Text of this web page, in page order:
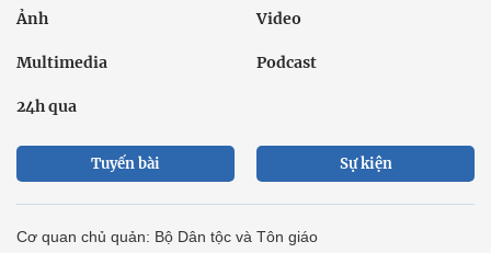
Ảnh Video
Multimedia Podcast
24h qua
Tuyến bài Sự kiện
Cơ quan chủ quản: Bộ Dân tộc và Tôn giáo